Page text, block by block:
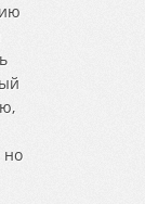
но